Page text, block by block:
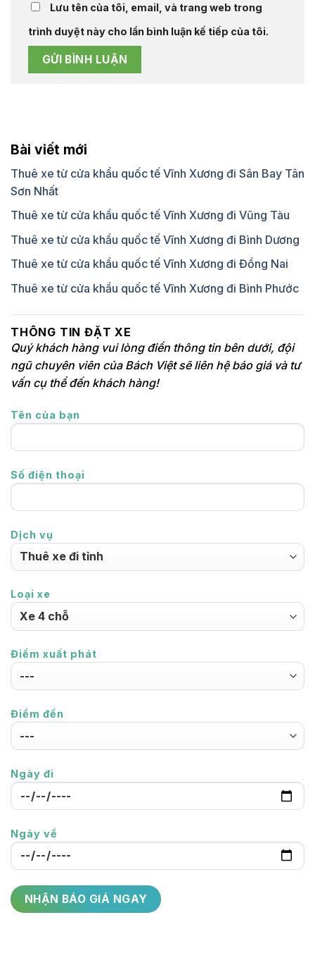
Lưu tên của tôi, email, và trang web trong
trình duyệt này cho lần bình luận kế tiếp của tôi.
Bài viết mới
Thuê xe từ cửa khẩu quốc tế Vĩnh Xương đi Sân Bay Tân
Sơn Nhất
Thuê xe từ cửa khẩu quốc tế Vĩnh Xương đi Vũng Tàu
Thuê xe từ cửa khẩu quốc tế Vĩnh Xương đi Bình Dương
Thuê xe từ cửa khẩu quốc tế Vĩnh Xương đi Đồng Nai
Thuê xe từ cửa khẩu quốc tế Vĩnh Xương đi Bình Phước
THÔNG TIN ĐẶT XE
Quý khách hàng vui lòng điền thông tin bên dưới, đội
ngũ chuyên viên của Bách Việt sẽ liên hệ báo giá và tư
vấn cụ thể đến khách hàng!
Tên của bạn
Số điện thoại
Dịch vụ
Loại xe
Điểm xuất phát
Điểm đến
Ngày đi
Ngày về